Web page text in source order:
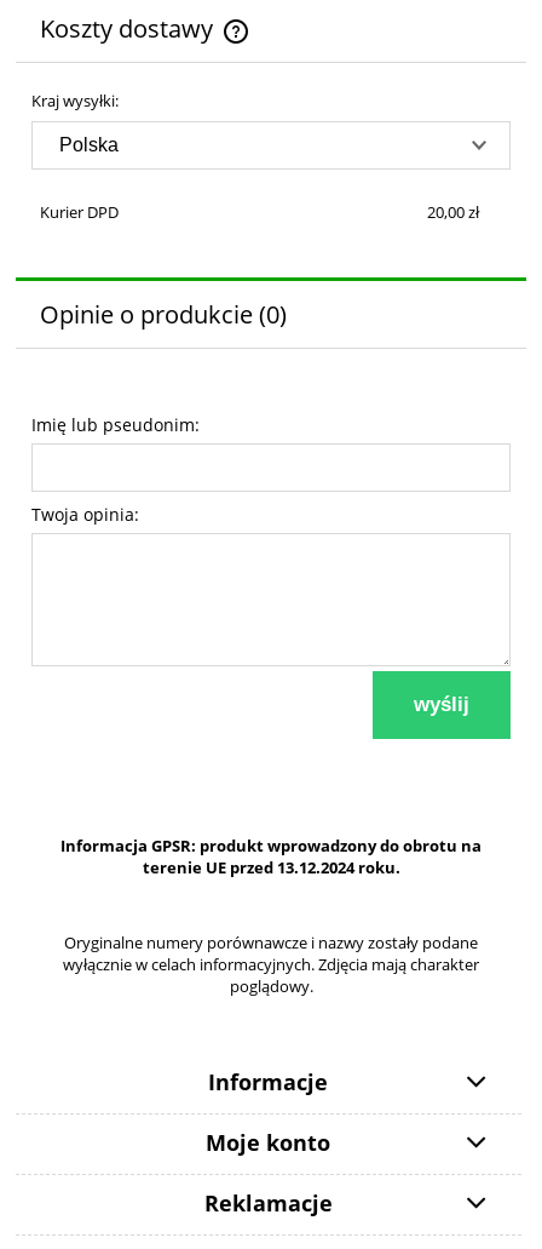
Koszty dostawy
Cena nie zawiera ewentualnych kosztów płatności
Kraj wysyłki:
Kurier DPD 20,00 zł
Opinie o produkcie (0)
Imię lub pseudonim:
Twoja opinia:
wyślij
Informacja GPSR: produkt wprowadzony do obrotu na
terenie UE przed 13.12.2024 roku.
Oryginalne numery porównawcze i nazwy zostały podane
wyłącznie w celach informacyjnych. Zdjęcia mają charakter
poglądowy.
Informacje
Moje konto
Reklamacje